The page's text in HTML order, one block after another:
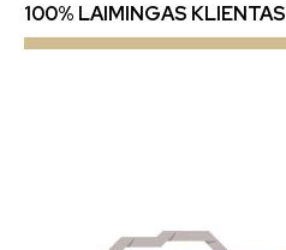
100% LAIMINGAS KLIENTAS